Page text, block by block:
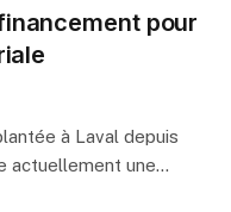
pour
à Laval depuis
actuellement une…